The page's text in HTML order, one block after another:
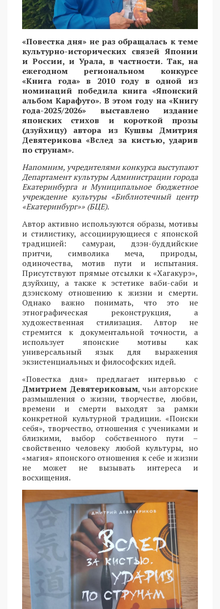
«Повестка дня» не раз обращалась к теме
культурно-исторических связей Японии
и России, и Урала, в частности. Так, на
ежегодном региональном конкурсе
«Книга года» в 2010 году в одной из
номинаций победила книга «Японский
альбом Карафуто». В этом году на «Книгу
года-2025/2026» выставлено издание
японских стихов и короткой прозы
(дзуйхицу) автора из Кушвы Дмитрия
Девятерикова «Вслед за кистью, ударив
по струнам».
Напомним, учредителями конкурса выступают
Департамент культуры Администрации города
Екатеринбурга и Муниципальное бюджетное
учреждение культуры «Библиотечный центр
«Екатеринбург»» (БЦЕ).
Автор активно используются образы, мотивы
и стилистику, ассоциирующиеся с японской
традицией: самураи, дзэн-буддийские
притчи, символика меча, природы,
одиночества, мотив пути и испытания.
Присутствуют прямые отсылки к «Хагакурэ»,
дзуйхицу, а также к эстетике ваби-саби и
дзэнскому отношению к жизни и смерти.
Однако важно понимать, что это не
этнографическая реконструкция, а
художественная стилизация. Автор не
стремится к документальной точности, а
использует японские мотивы как
универсальный язык для выражения
экзистенциальных и философских идей.
«Повестка дня» предлагает интервью с
Дмитрием Девятериковым, чьи авторские
размышления о жизни, творчестве, любви,
времени и смерти выходят за рамки
конкретной культурной традиции. «Поиски
себя», творчество, отношения с учениками и
близкими, выбор собственного пути –
свойственно человеку любой культуры, но
«магия» японского отношения к себе и жизни
не может не вызывать интереса и
восхищения.